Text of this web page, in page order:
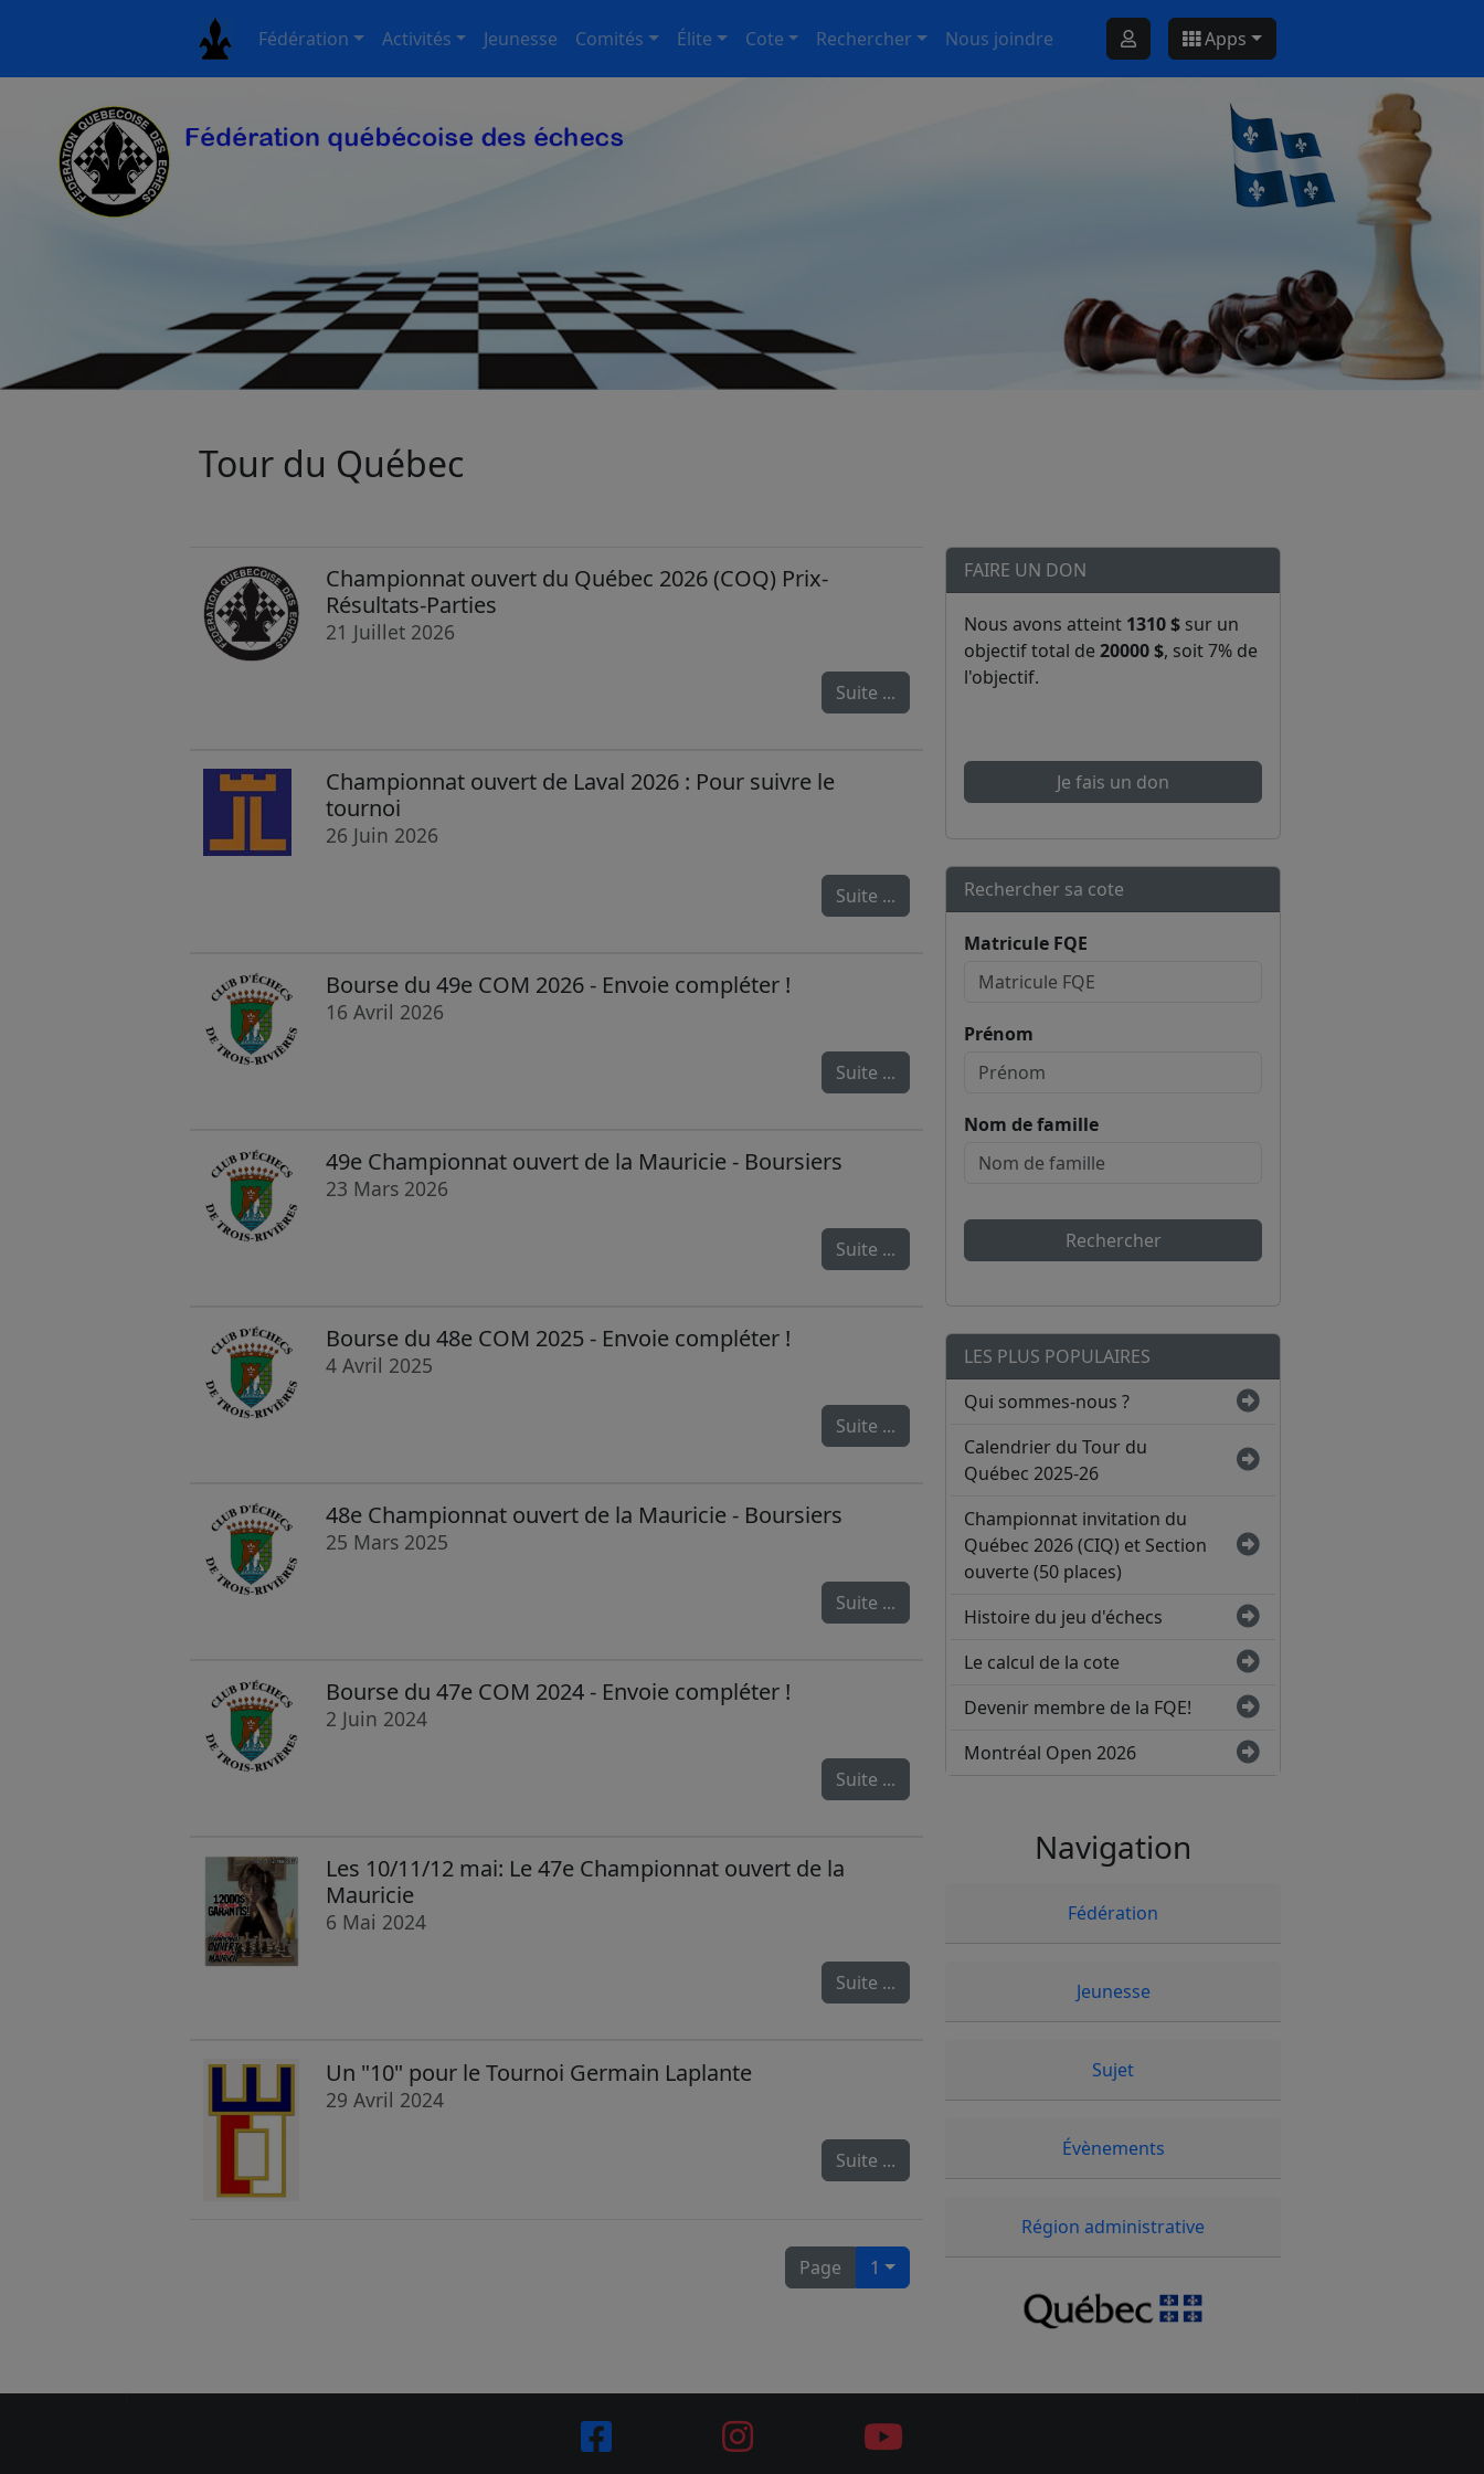
Fédération Activités Jeunesse Comités Élite Cote Rechercher Nous joindre Apps
Tour du Québec
Championnat ouvert du Québec 2026 (COQ) Prix-
Résultats-Parties
21 Juillet 2026
Suite ...
Championnat ouvert de Laval 2026 : Pour suivre le
tournoi
26 Juin 2026
Suite ...
Bourse du 49e COM 2026 - Envoie compléter !
16 Avril 2026
Suite ...
49e Championnat ouvert de la Mauricie - Boursiers
23 Mars 2026
Suite ...
Bourse du 48e COM 2025 - Envoie compléter !
4 Avril 2025
Suite ...
48e Championnat ouvert de la Mauricie - Boursiers
25 Mars 2025
Suite ...
Bourse du 47e COM 2024 - Envoie compléter !
2 Juin 2024
Suite ...
Les 10/11/12 mai: Le 47e Championnat ouvert de la
Mauricie
6 Mai 2024
Suite ...
Un "10" pour le Tournoi Germain Laplante
29 Avril 2024
Suite ...
Page 1
FAIRE UN DON
Nous avons atteint 1310 $ sur un
objectif total de 20000 $, soit 7% de
l'objectif.
Je fais un don
Rechercher sa cote
Matricule FQE
Prénom
Nom de famille
Rechercher
LES PLUS POPULAIRES
Qui sommes-nous ?
Calendrier du Tour du
Québec 2025-26
Championnat invitation du
Québec 2026 (CIQ) et Section
ouverte (50 places)
Histoire du jeu d'échecs
Le calcul de la cote
Devenir membre de la FQE!
Montréal Open 2026
Navigation
Fédération
Jeunesse
Sujet
Évènements
Région administrative